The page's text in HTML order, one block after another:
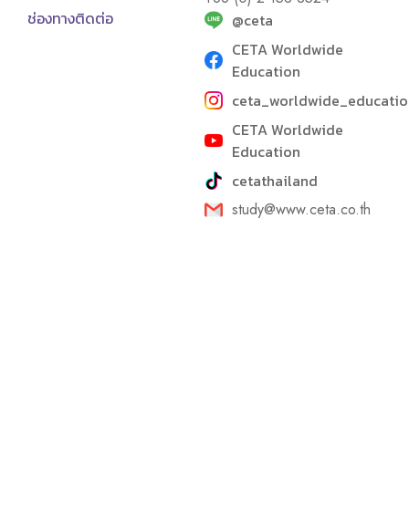
ช่องทางติดต่อ
@ceta
CETA Worldwide
Education
CETA Worldwide
Education
cetathailand
study@www.ceta.co.th